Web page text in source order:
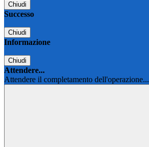
Chiudi
Successo
Chiudi
Informazione
Chiudi
Attendere...
Attendere il completamento dell'operazione...